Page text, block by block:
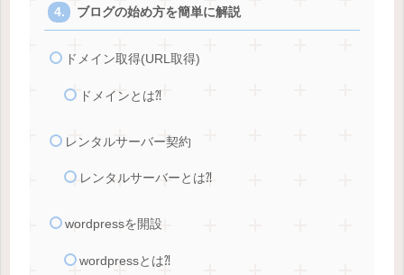
ブログの始め方を簡単に解説
ドメイン取得(URL取得)
ドメインとは⁈
レンタルサーバー契約
レンタルサーバーとは⁈
wordpressを開設
wordpressとは⁈